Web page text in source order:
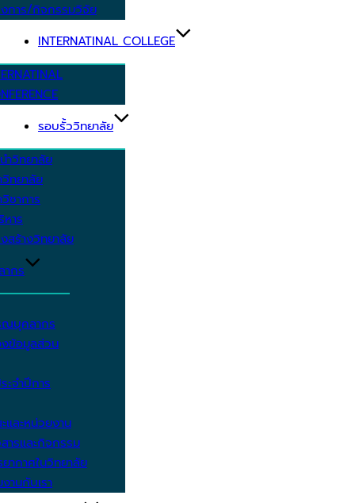
งการ/กิจกรรมวิจัย
INTERNATINAL COLLEGE
รอบรั้ววิทยาลัย
ำวิทยาลัย
ทยาลัย
ชาการ
าร
สร้างวิทยาลัย
กร
ณบุคลากร
ข้อมูลส่วน
จำปีการ
ละหน่วยงาน
ารและกิจกรรม
ากาศในวิทยาลัย
านกับเรา